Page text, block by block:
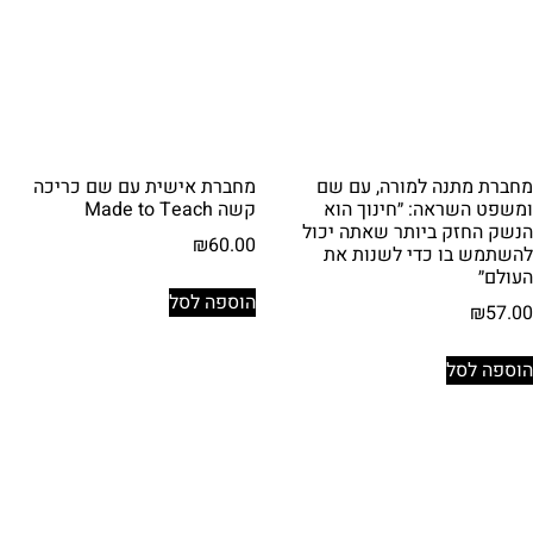
מחברת מתנה למורה, עם שם
ומשפט השראה: ״חינוך הוא
הנשק החזק ביותר שאתה יכול
להשתמש בו כדי לשנות את
העולם״
₪57.00
הוספה לסל
מחברת אישית עם שם כריכה
קשה Made to Teach
₪60.00
הוספה לסל